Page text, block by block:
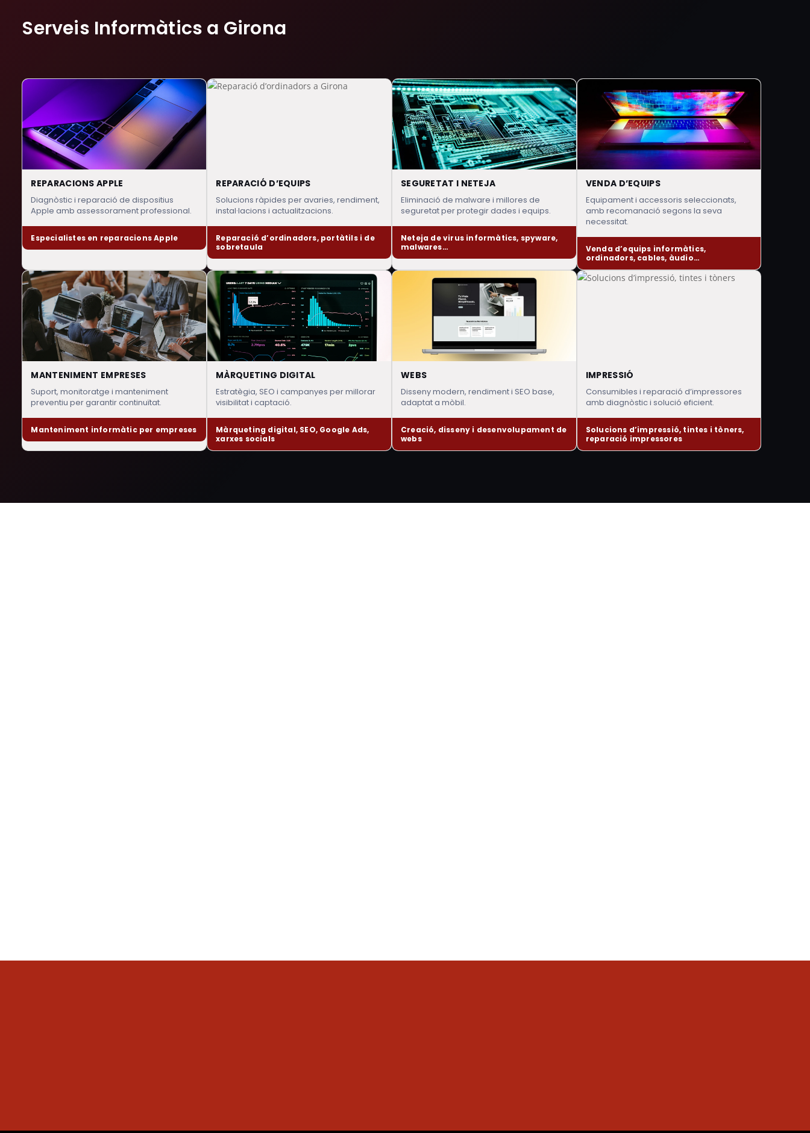
Serveis Informàtics a Girona
REPARACIONS APPLE
Diagnòstic i reparació de dispositius
Apple amb assessorament professional.
Especialistes en reparacions Apple
REPARACIÓ D’EQUIPS
Solucions ràpides per avaries, rendiment,
instal·lacions i actualitzacions.
Reparació d’ordinadors, portàtils i de
sobretaula
SEGURETAT I NETEJA
Eliminació de malware i millores de
seguretat per protegir dades i equips.
Neteja de virus informàtics, spyware,
malwares…
VENDA D’EQUIPS
Equipament i accessoris seleccionats,
amb recomanació segons la seva
necessitat.
Venda d’equips informàtics,
ordinadors, cables, àudio…
MANTENIMENT EMPRESES
Suport, monitoratge i manteniment
preventiu per garantir continuïtat.
Manteniment informàtic per empreses
MÀRQUETING DIGITAL
Estratègia, SEO i campanyes per millorar
visibilitat i captació.
Màrqueting digital, SEO, Google Ads,
xarxes socials
WEBS
Disseny modern, rendiment i SEO base,
adaptat a mòbil.
Creació, disseny i desenvolupament de
webs
IMPRESSIÓ
Consumibles i reparació d’impressores
amb diagnòstic i solució eficient.
Solucions d’impressió, tintes i tòners,
reparació impressores